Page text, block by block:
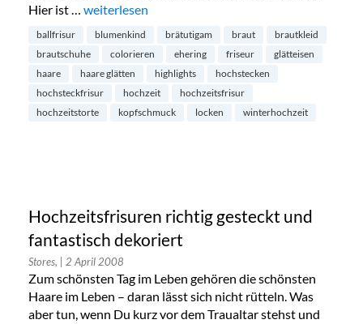
Hier ist … „Hochzeitsfrisuren und Kopfschmuck“
weiterlesen
ballfrisur blumenkind brätutigam braut
brautkleid
brautschuhe
colorieren ehering friseur
glätteisen
haare
haare glätten highlights
hochstecken
hochsteckfrisur
hochzeit
hochzeitsfrisur
hochzeitstorte
kopfschmuck locken winterhochzeit
Hochzeitsfrisuren richtig gesteckt und
fantastisch dekoriert
Stores, | 2 April 2008
Zum schönsten Tag im Leben gehören die schönsten
Haare im Leben – daran lässt sich nicht rütteln. Was
aber tun, wenn Du kurz vor dem Traualtar stehst und